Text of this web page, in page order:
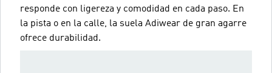
responde con ligereza y comodidad en cada paso. En
la pista o en la calle, la suela Adiwear de gran agarre
ofrece durabilidad.